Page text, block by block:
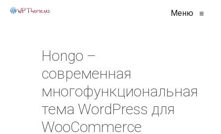
Меню ≡
Hongo –
современная
многофункциональная
тема WordPress для
WooCommerce